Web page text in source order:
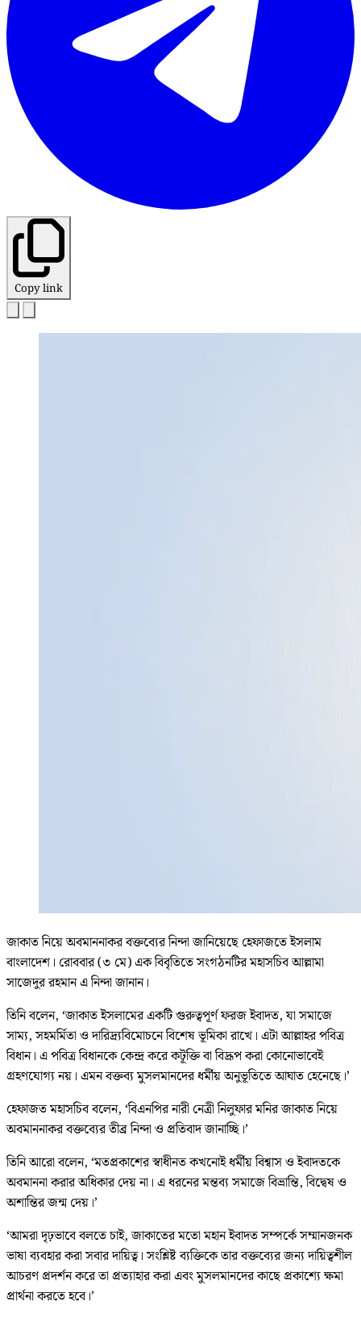
Copy link
জাকাত নিয়ে অবমাননাকর বক্তব্যের নিন্দা জানিয়েছে হেফাজতে ইসলাম
বাংলাদেশ। রোববার (৩ মে) এক বিবৃতিতে সংগঠনটির মহাসচিব আল্লামা
সাজেদুর রহমান এ নিন্দা জানান।
তিনি বলেন, ‘জাকাত ইসলামের একটি গুরুত্বপূর্ণ ফরজ ইবাদত, যা সমাজে
সাম্য, সহমর্মিতা ও দারিদ্র্যবিমোচনে বিশেষ ভূমিকা রাখে। এটা আল্লাহর পবিত্র
বিধান। এ পবিত্র বিধানকে কেন্দ্র করে কটূক্তি বা বিদ্রূপ করা কোনোভাবেই
গ্রহণযোগ্য নয়। এমন বক্তব্য মুসলমানদের ধর্মীয় অনুভূতিতে আঘাত হেনেছে।’
হেফাজত মহাসচিব বলেন, ‘বিএনপির নারী নেত্রী নিলুফার মনির জাকাত নিয়ে
অবমাননাকর বক্তব্যের তীব্র নিন্দা ও প্রতিবাদ জানাচ্ছি।’
তিনি আরো বলেন, ‘মতপ্রকাশের স্বাধীনত কখনোই ধর্মীয় বিশ্বাস ও ইবাদতকে
অবমাননা করার অধিকার দেয় না। এ ধরনের মন্তব্য সমাজে বিভ্রান্তি, বিদ্বেষ ও
অশান্তির জন্ম দেয়।’
‘আমরা দৃঢ়ভাবে বলতে চাই, জাকাতের মতো মহান ইবাদত সম্পর্কে সম্মানজনক
ভাষা ব্যবহার করা সবার দায়িত্ব। সংশ্লিষ্ট ব্যক্তিকে তার বক্তব্যের জন্য দায়িত্বশীল
আচরণ প্রদর্শন করে তা প্রত্যাহার করা এবং মুসলমানদের কাছে প্রকাশ্যে ক্ষমা
প্রার্থনা করতে হবে।’